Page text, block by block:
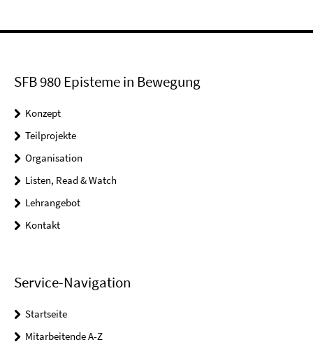
SFB 980 Episteme in Bewegung
Konzept
Teilprojekte
Organisation
Listen, Read & Watch
Lehrangebot
Kontakt
Service-Navigation
Startseite
Mitarbeitende A-Z